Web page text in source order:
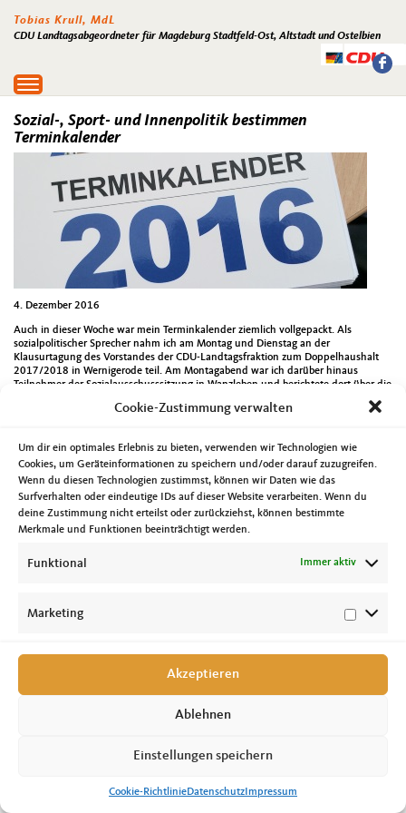
Cookie-Zustimmung verwalten
Um dir ein optimales Erlebnis zu bieten, verwenden wir Technologien wie
Cookies, um Geräteinformationen zu speichern und/oder darauf zuzugreifen.
Wenn du diesen Technologien zustimmst, können wir Daten wie das
Surfverhalten oder eindeutige IDs auf dieser Website verarbeiten. Wenn du
deine Zustimmung nicht erteilst oder zurückziehst, können bestimmte
Merkmale und Funktionen beeinträchtigt werden.
Funktional Immer aktiv
Marketing
Akzeptieren
Ablehnen
Einstellungen speichern
Cookie-RichtlinieDatenschutz Impressum
Tobias Krull, MdL
CDU Landtagsabgeordneter für Magdeburg Stadtfeld-Ost, Altstadt und Ostelbien
Toggle
navigation
Sozial-, Sport- und Innenpolitik bestimmen
Terminkalender
4. Dezember 2016
Auch in dieser Woche war mein Terminkalender ziemlich vollgepackt. Als
sozialpolitischer Sprecher nahm ich am Montag und Dienstag an der
Klausurtagung des Vorstandes der CDU-Landtagsfraktion zum Doppelhaushalt
2017/2018 in Wernigerode teil. Am Montagabend war ich darüber hinaus
Teilnehmer der Sozialausschusssitzung in Wanzleben und berichtete dort über die
Konrad-Adenauer-Stiftung zum Thema des politischen Extremismus und eine
tagte dann der Innen- und Sportausschuss des Landtages. Neben einer ersten
Beratung zum Doppelhaushalt stand unter anderem der Jahresbericht 2015 des
Verfassungsschutzes auf der Tagesordnung. Am Freitag gab es dann Gespräche
mit Vertretern der Apothekerverbände bzw. der Apothekerkammer und ich habe
den 2. Pflegeunternehmertag in Magdeburg besucht. Das Thema Sport
beschäftigte mich am Samstag als Gast der 13. Mitgliederversammlung des
Deutschen Olympischen Sportbundes. Ich bin dankbar immer wieder neue
Copyright © 2026 Tobias Krull, MdL //Impressum|Datenschutz|Cookie-